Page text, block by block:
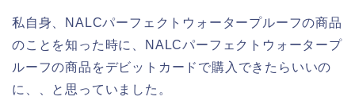
私自身、NALCパーフェクトウォータープルーフの商品
のことを知った時に、NALCパーフェクトウォータープ
ルーフの商品をデビットカードで購入できたらいいの
に、、と思っていました。